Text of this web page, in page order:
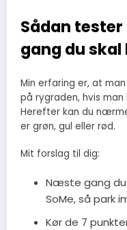
Sådan
gang du skal
Min erfaring er, at
på rygraden, hvis
Herefter kan du
er grøn, gul eller rød.
Mit forslag til dig:
Næste gang
SoMe, så park
Kør de 7